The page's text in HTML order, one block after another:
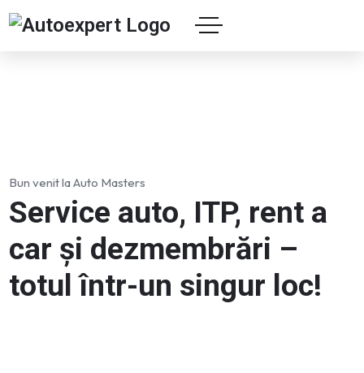
Bun venit la Auto Masters
Service auto, ITP, rent a
car și dezmembrări –
totul într-un singur loc!